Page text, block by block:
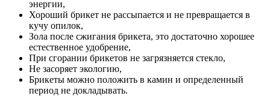
энергии,
Хороший брикет не рассыпается и не превращается в
кучу опилок,
Зола после сжигания брикета, это достаточно хорошее
естественное удобрение,
При сгорании брикетов не загрязняется стекло,
Не засоряет экологию,
Брикеты можно положить в камин и определенный
период не докладывать.